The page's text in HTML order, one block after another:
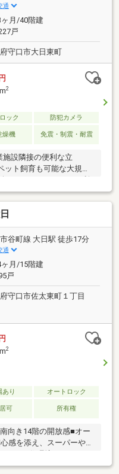
通
月/40階建
戸
守口市大日東町
2
ック
防犯カメラ
燥機 免震・制震・耐震
設隣接の便利な立
ト飼育も可能な大規模
て通勤できるのが嬉し
谷町線 大日駅 徒歩17分
通
月/15階建
戸
守口市佐太東町１丁目
2
あり
オートロック
可 所有権
向き14階の開放感■オー
感を添え、スーパーや小